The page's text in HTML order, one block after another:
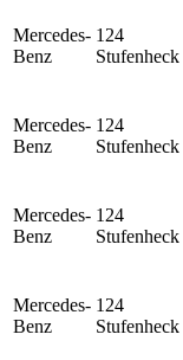
Mercedes-
Benz
124
Stufenheck
Mercedes-
Benz
124
Stufenheck
Mercedes-
Benz
124
Stufenheck
Mercedes-
Benz
124
Stufenheck